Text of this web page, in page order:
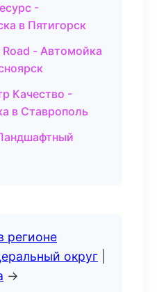
-
в Пятигорск
- Автомойка
Качество -
в Ставрополь
регионе
округ
→